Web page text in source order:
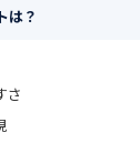
は？
さ